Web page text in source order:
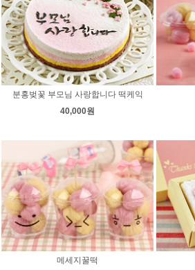
분홍벚꽃 부모님 사랑합니다 떡케익
40,000원
메세지꿀떡